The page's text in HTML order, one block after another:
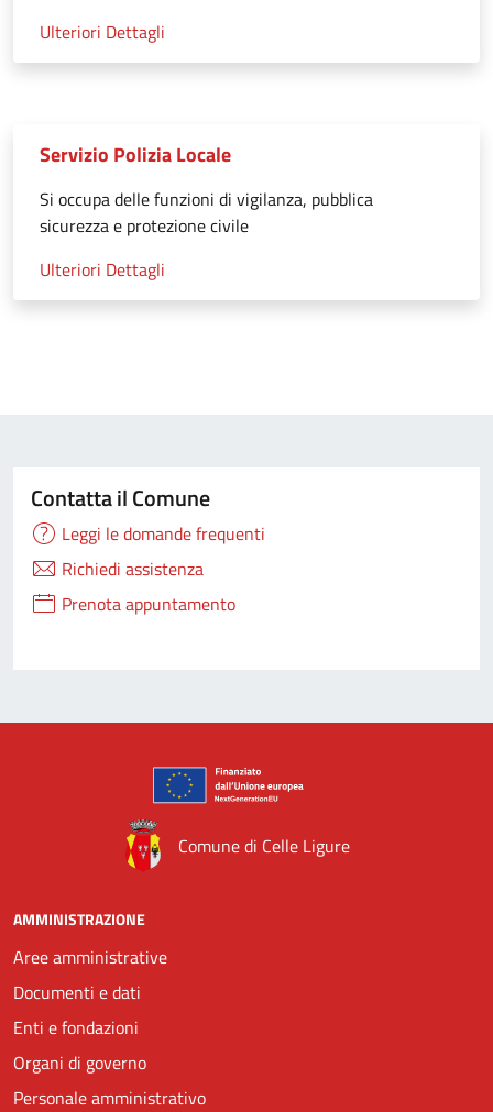
Ulteriori Dettagli
Servizio Polizia Locale
Si occupa delle funzioni di vigilanza, pubblica
sicurezza e protezione civile
Ulteriori Dettagli
Contatta il Comune
Leggi le domande frequenti
Richiedi assistenza
Prenota appuntamento
Comune di Celle Ligure
AMMINISTRAZIONE
Aree amministrative
Documenti e dati
Enti e fondazioni
Organi di governo
Personale amministrativo